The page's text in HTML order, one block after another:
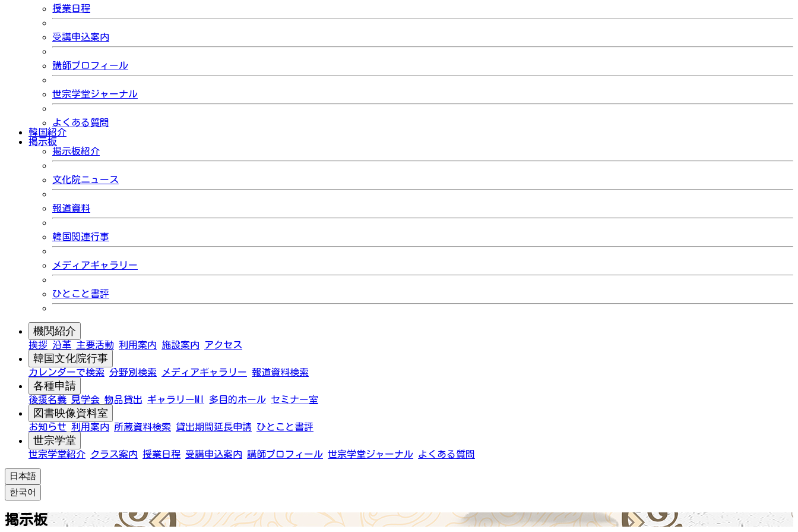
授業日程
受講申込案内
講師プロフィール
世宗学堂ジャーナル
よくある質問
韓国紹介
掲示板
掲示板紹介
文化院ニュース
報道資料
韓国関連行事
メディアギャラリー
ひとこと書評
機関紹介
挨拶 沿革 主要活動 利用案内 施設案内 アクセス
韓国文化院行事
カレンダーで検索 分野別検索 メディアギャラリー 報道資料検索
各種申請
後援名義 見学会 物品貸出 ギャラリーMI 多目的ホール セミナー室
図書映像資料室
お知らせ 利用案内 所蔵資料検索 貸出期間延長申請 ひとこと書評
世宗学堂
世宗学堂紹介 クラス案内 授業日程 受講申込案内 講師プロフィール 世宗学堂ジャーナル よくある質問
日本語
한국어
掲示板